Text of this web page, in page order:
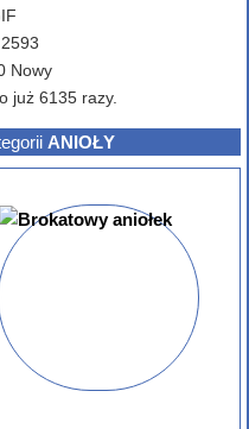
2593
Nowy
już 6135 razy.
ANIOŁY